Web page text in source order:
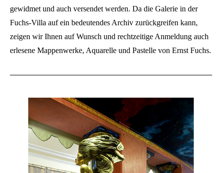
gewidmet und auch versendet werden. Da die Galerie in der
Fuchs-Villa auf ein bedeutendes Archiv zurückgreifen kann,
zeigen wir Ihnen auf Wunsch und rechtzeitige Anmeldung auch
erlesene Mappenwerke, Aquarelle und Pastelle von Ernst Fuchs.